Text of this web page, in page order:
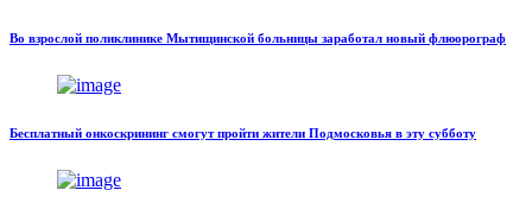
Во взрослой поликлинике Мытищинской больницы заработал новый флюорограф
Бесплатный онкоскрининг смогут пройти жители Подмосковья в эту субботу